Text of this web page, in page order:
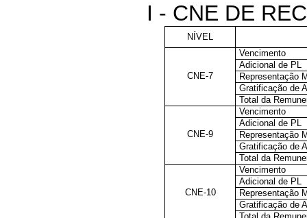
I - CNE DE
NÍVEL
Vencimento
Adicional de PL
CNE-7
Representação
Gratificação de
Total da
Vencimento
Adicional de PL
CNE-9
Representação
Gratificação de
Total da
Vencimento
Adicional de PL
CNE-10
Representação
Gratificação de